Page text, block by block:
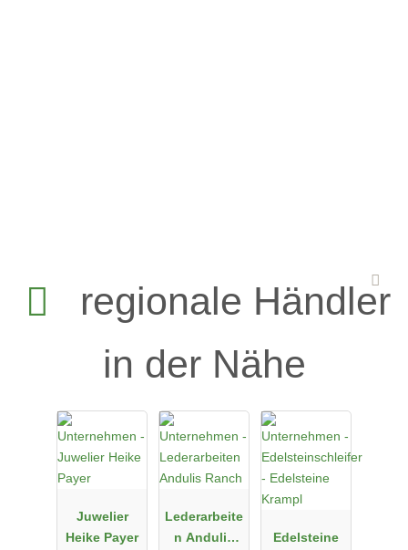
regionale Händler
in der Nähe
Juwelier
Heike Payer
Lederarbeite
n Andulis
Edelsteine